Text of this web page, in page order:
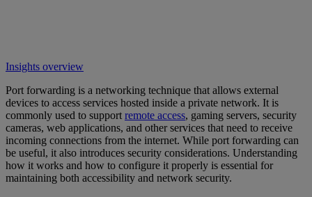
Insights overview
Port forwarding is a networking technique that allows external
devices to access services hosted inside a private network. It is
commonly used to support remote access, gaming servers, security
cameras, web applications, and other services that need to receive
incoming connections from the internet. While port forwarding can
be useful, it also introduces security considerations. Understanding
how it works and how to configure it properly is essential for
maintaining both accessibility and network security.